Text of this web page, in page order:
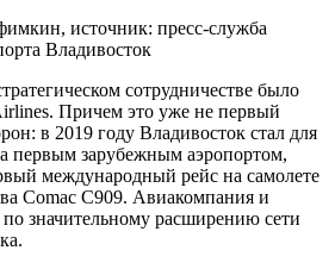
источник: пресс-служба
Владивосток
сотрудничестве было
Причем это уже не первый
в 2019 году Владивосток стал для
первым зарубежным аэропортом,
международный рейс на самолете
Comac C909. Авиакомпания и
значительному расширению сети